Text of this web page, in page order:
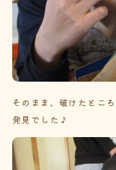
そのまま、破けたとこ
発見でした♪